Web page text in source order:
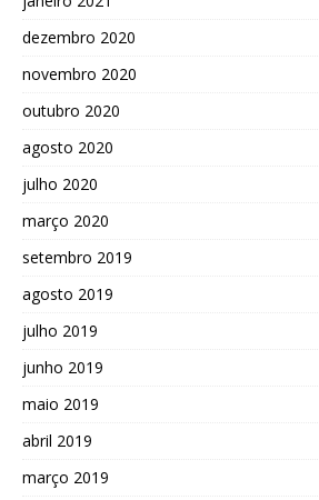
dezembro 2020
novembro 2020
outubro 2020
agosto 2020
julho 2020
março 2020
setembro 2019
agosto 2019
julho 2019
junho 2019
maio 2019
abril 2019
março 2019